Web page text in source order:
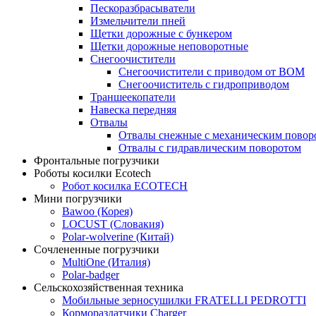
Пескоразбрасыватели
Измельчители пней
Щетки дорожные с бункером
Щетки дорожные неповоротные
Снегоочистители
Снегоочистители с приводом от ВОМ
Снегоочиститель с гидроприводом
Траншеекопатели
Навеска передняя
Отвалы
Отвалы снежные с механическим
Отвалы с гидравлическим поворотом
Фронтальные погрузчики
Роботы косилки Ecotech
Робот косилка ECOTECH
Мини погрузчики
Bawoo (Корея)
LOCUST (Словакия)
Polar-wolverine (Китай)
Сочлененные погрузчики
MultiOne (Италия)
Polar-badger
Сельскохозяйственная техника
Мобильные зерносушилки FRATELLI PЕDROTTI
Кормораздатчики Charger